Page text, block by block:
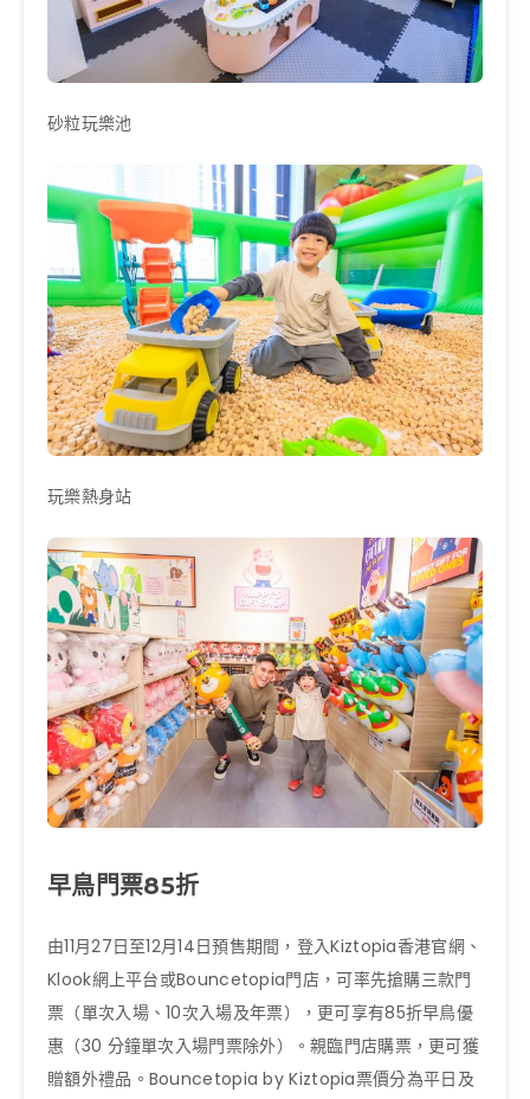
砂粒玩樂池
玩樂熱身站
早鳥門票85折
由11月27日至12月14日預售期間，登入Kiztopia香港官網、
Klook網上平台或Bouncetopia門店，可率先搶購三款門
票（單次入場、10次入場及年票），更可享有85折早鳥優
惠（30 分鐘單次入場門票除外）。親臨門店購票，更可獲
贈額外禮品。Bouncetopia by Kiztopia票價分為平日及